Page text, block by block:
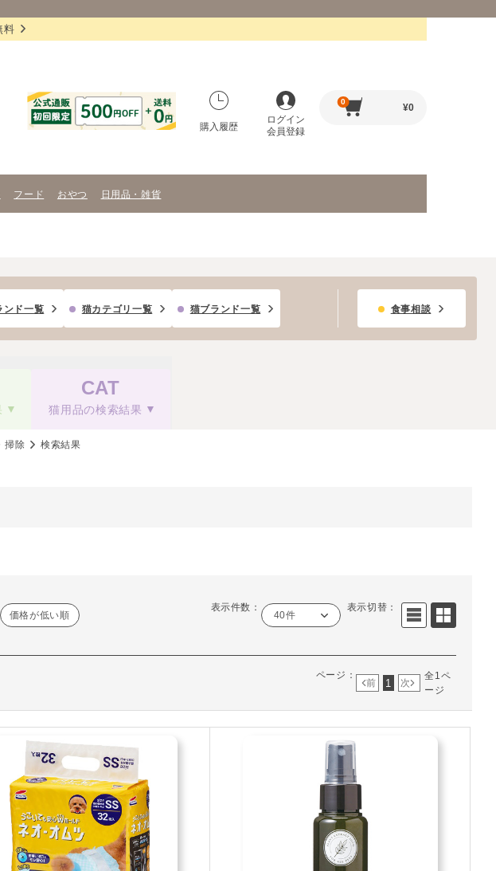
料
購入履歴
ログイン
会員登録
0
¥0
フード おやつ 日用品・雑貨
ンド一覧 猫カテゴリ一覧 猫ブランド一覧 食事相談
CAT
猫用品の検索結果
掃除 検索結果
価格が低い順
表示件数：
40件
表示切替：
ページ：
前 1 次
全1ペ
ージ